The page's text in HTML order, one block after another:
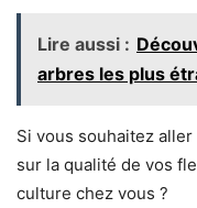
Lire aussi :
arbres les plus
Si vous souhaitez
sur la qualité de vos
culture chez vous ?